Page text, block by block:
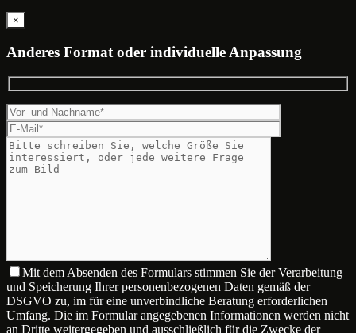
×
Anderes Format oder individuelle Anpassung
Mit dem Absenden des Formulars stimmen Sie der Verarbeitung
und Speicherung Ihrer personenbezogenen Daten gemäß der
DSGVO zu, im für eine unverbindliche Beratung erforderlichen
Umfang. Die im Formular angegebenen Informationen werden nicht
an Dritte weitergegeben und ausschließlich für die Zwecke der